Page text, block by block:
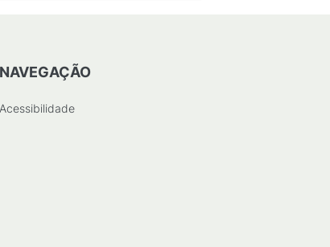
NAVEGAÇÃO
Acessibilidade